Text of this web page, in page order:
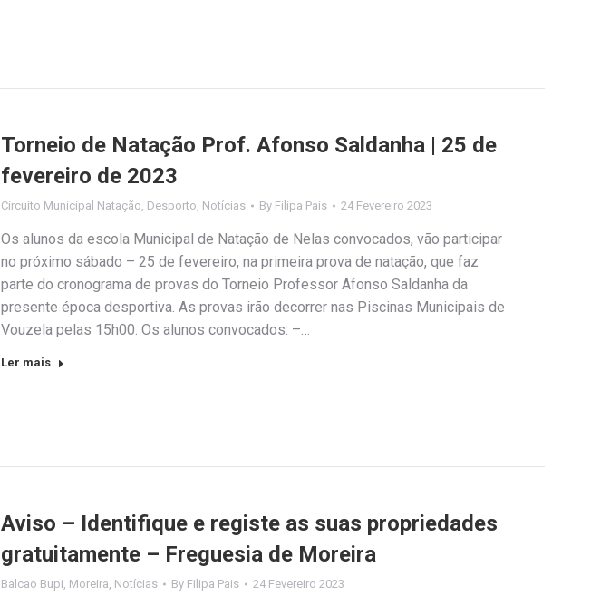
Torneio de Natação Prof. Afonso Saldanha | 25 de
fevereiro de 2023
Circuito Municipal Natação, Desporto, Notícias By Filipa Pais 24 Fevereiro 2023
Os alunos da escola Municipal de Natação de Nelas convocados, vão participar
no próximo sábado – 25 de fevereiro, na primeira prova de natação, que faz
parte do cronograma de provas do Torneio Professor Afonso Saldanha da
presente época desportiva. As provas irão decorrer nas Piscinas Municipais de
Vouzela pelas 15h00. Os alunos convocados: –…
Ler mais
Aviso – Identifique e registe as suas propriedades
gratuitamente – Freguesia de Moreira
Balcao Bupi Moreira Notícias By Filipa Pais 24 Fevereiro 2023